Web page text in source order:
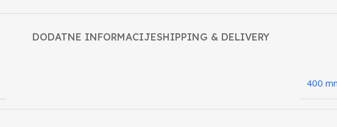
DODATNE INFORMACIJESHIPPING & DELIVERY
400